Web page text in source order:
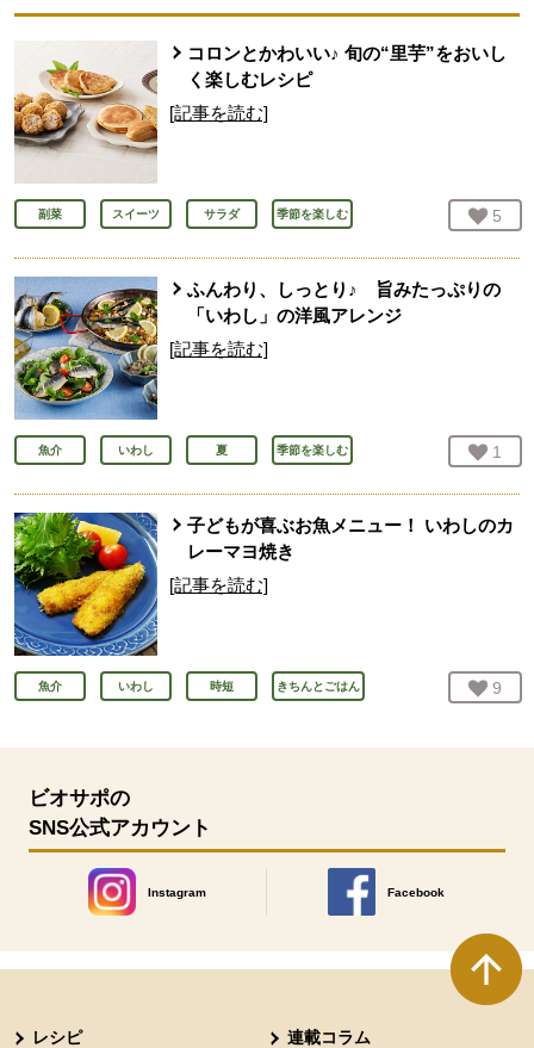
コロンとかわいい♪ 旬の“里芋”をおいし
く楽しむレシピ
[記事を読む]
副菜 スイーツ サラダ 季節を楽しむ お気
5
ふんわり、しっとり♪ 旨みたっぷりの
「いわし」の洋風アレンジ
[記事を読む]
魚介 いわし 夏 季節を楽しむ お気
1
子どもが喜ぶお魚メニュー！ いわしのカ
レーマヨ焼き
[記事を読む]
魚介 いわし 時短 きちんとごはん お気
9
ビオサポの
SNS公式アカウント
Instagram
別のウィンドウで開きます。
Facebook
別のウィンドウで開きます
レシピ 連載コラム